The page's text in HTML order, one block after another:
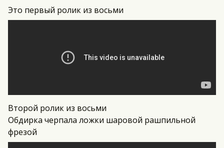
Это первый ролик из восьми
Второй ролик из восьми
Обдирка черпала ложки шаровой рашпильной
фрезой